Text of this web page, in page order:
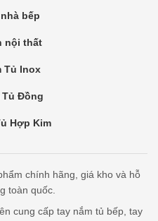
bếp
nội thất
Tủ Inox
Tủ Đồng
Hợp Kim
chính hãng, giá kho và hỗ
toàn quốc.
cung cấp tay nắm tủ bếp, tay